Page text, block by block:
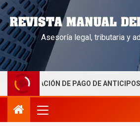
Asesoría legal, tributaria y
DE PAGO DE ANTICIPOS